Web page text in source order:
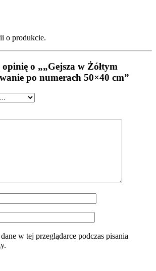
o produkcie.
o „„Gejsza w Żółtym
po numerach 50×40 cm”
w tej przeglądarce podczas pisania